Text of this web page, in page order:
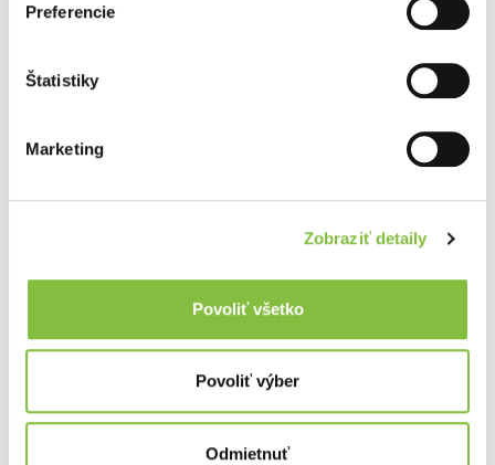
Preferencie
Štatistiky
Marketing
Zobraziť detaily
Povoliť všetko
Povoliť výber
Odmietnuť